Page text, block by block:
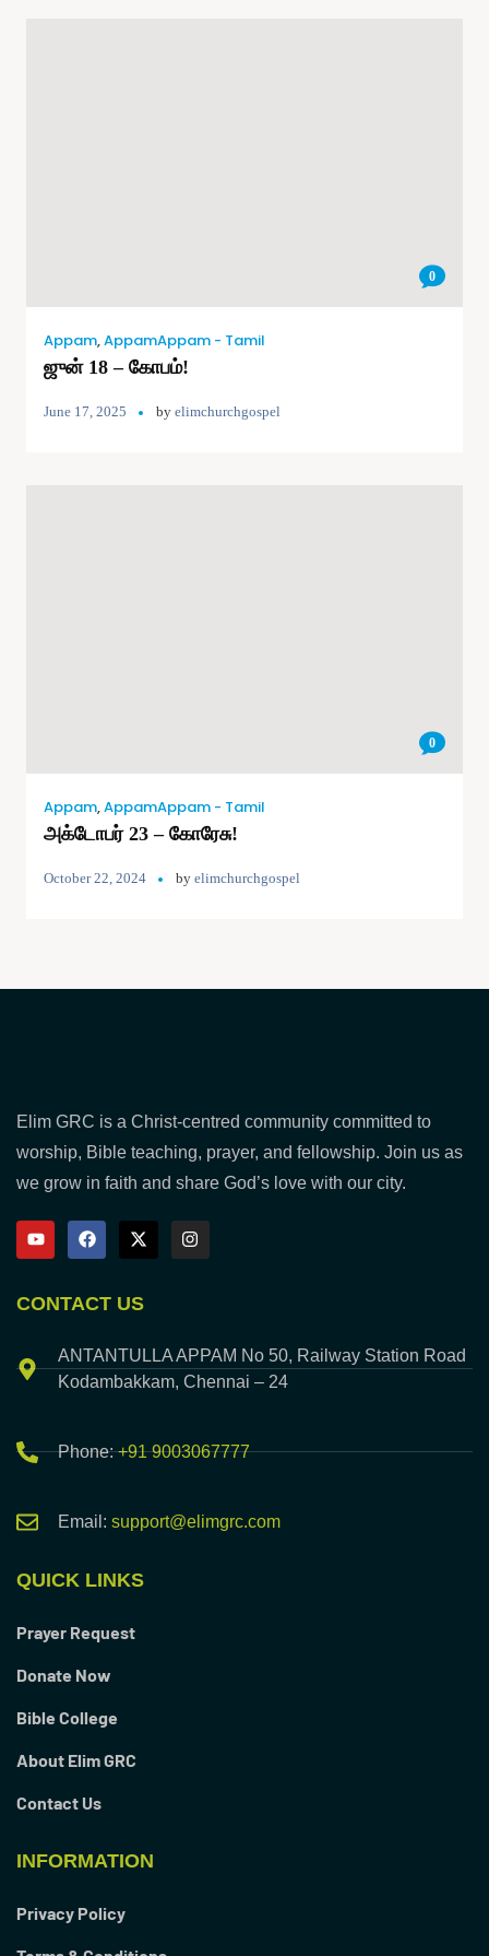
0
Appam,AppamAppam - Tamil
ஜுன் 18 – கோபம்!
June 17, 2025 by elimchurchgospel
0
Appam,AppamAppam - Tamil
அக்டோபர் 23 – கோரேசு!
October 22, 2024 by elimchurchgospel
Elim GRC is a Christ-centred community committed to
worship, Bible teaching, prayer, and fellowship. Join us as
we grow in faith and share God’s love with our city.
CONTACT US
ANTANTULLA APPAM No 50, Railway Station Road
Kodambakkam, Chennai – 24
Phone:+91 9003067777
Email: support@elimgrc.com
QUICK LINKS
Prayer Request
Donate Now
Bible College
About Elim GRC
Contact Us
INFORMATION
Privacy Policy